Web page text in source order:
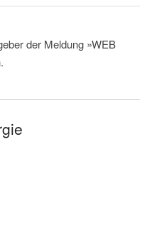
der Meldung »WEB